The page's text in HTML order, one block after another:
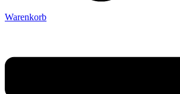
Warenkorb